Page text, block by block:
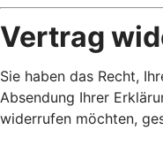
Vertrag
Sie haben das Recht,
Absendung Ihrer
widerrufen möchten,